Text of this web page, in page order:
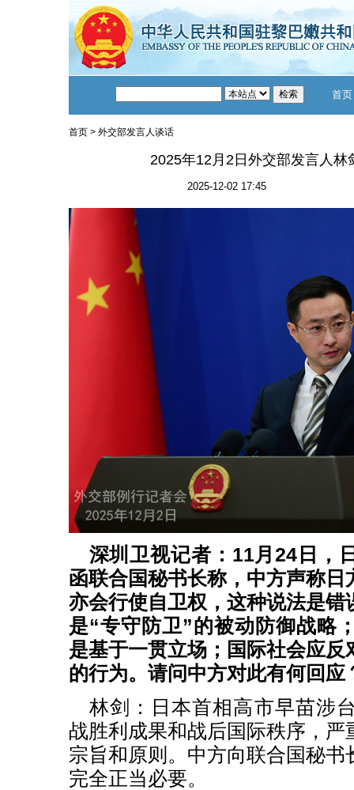
首页
首页> 外交部发言人谈话
2025年12月2日外交部发言人林
2025-12-02 17:45
深圳卫视记者：11月24日，
函联合国秘书长称，中方声称日
亦会行使自卫权，这种说法是错
是“专守防卫”的被动防御战略
是基于一贯立场；国际社会应反
的行为。请问中方对此有何回应
林剑：日本首相高市早苗涉
战胜利成果和战后国际秩序，严
宗旨和原则。中方向联合国秘书
完全正当必要。